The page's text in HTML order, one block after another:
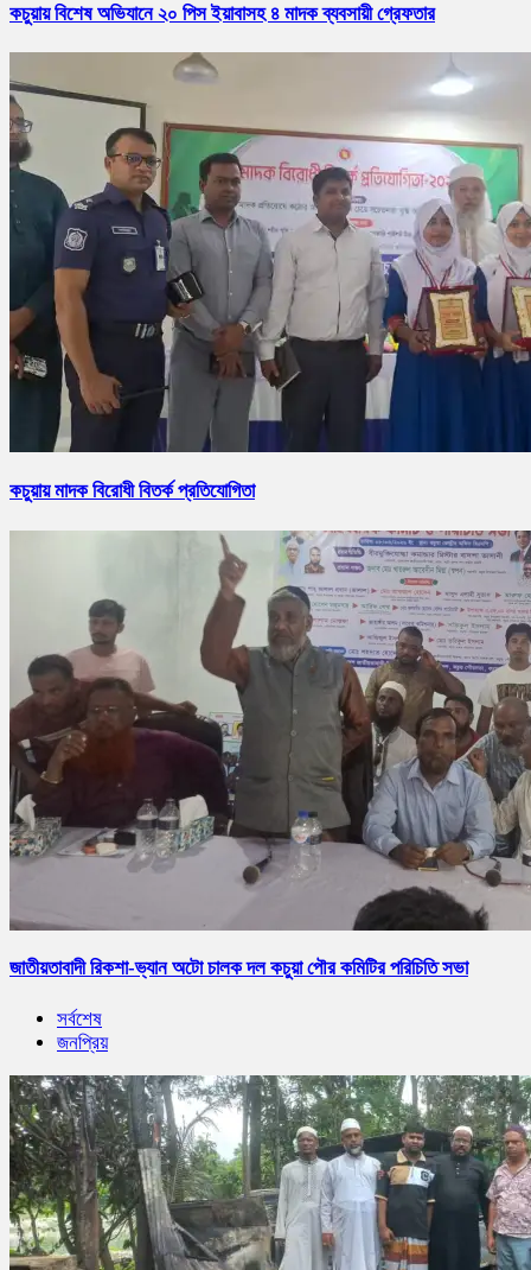
কচুয়ায় বিশেষ অভিযানে ২০ পিস ইয়াবাসহ ৪ মাদক ব্যবসায়ী গ্রেফতার
কচুয়ায় মাদক বিরোধী বিতর্ক প্রতিযোগিতা
জাতীয়তাবাদী রিকশা-ভ্যান অটো চালক দল কচুয়া পৌর কমিটির পরিচিতি সভা
সর্বশেষ
জনপ্রিয়